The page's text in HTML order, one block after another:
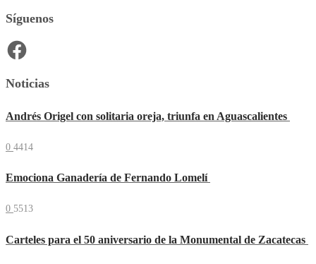
Síguenos
Facebook
Noticias
Andrés Origel con solitaria oreja, triunfa en Aguascalientes
0 4414
Emociona Ganadería de Fernando Lomelí
0 5513
Carteles para el 50 aniversario de la Monumental de Zacatecas